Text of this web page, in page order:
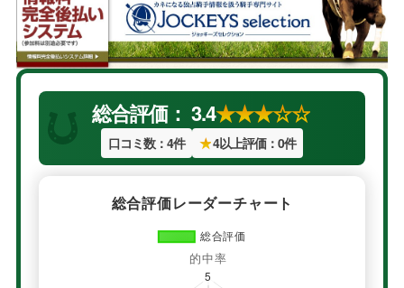
総合評価： 3.4★★★☆☆
口コミ数：4件 ★4以上評価：0件